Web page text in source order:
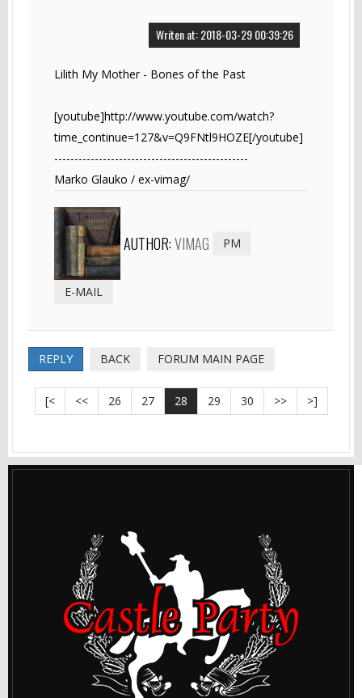
Writen at: 2018-03-29 00:39:26
Lilith My Mother - Bones of the Past
[youtube]http://www.youtube.com/watch?
time_continue=127&v=Q9FNtl9HOZE[/youtube]
------------------------------------------------
Marko Glauko / ex-vimag/
AUTHOR:VIMAG PM
E-MAIL
REPLY BACK FORUM MAIN PAGE
[< << 26 27 28 29 30 >> >]